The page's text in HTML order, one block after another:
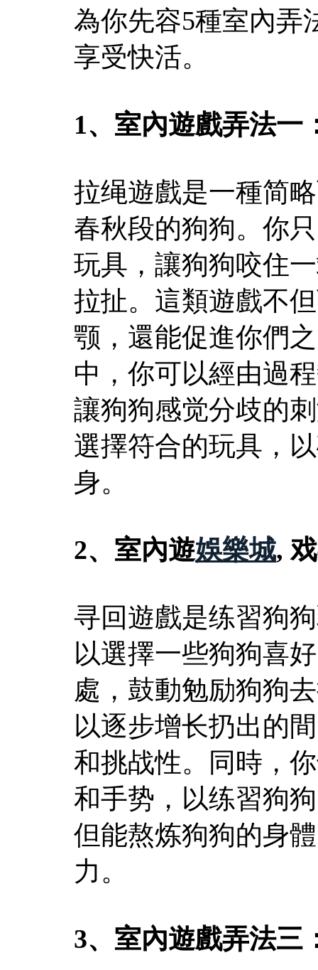
為你先容5種室內弄
享受快活。
1、室內遊戲弄法一
拉绳遊戲是一種简
春秋段的狗狗。你
玩具，讓狗狗咬住
拉扯。這類遊戲不
颚，還能促進你們
中，你可以經由過
讓狗狗感觉分歧的
選擇符合的玩具，
身。
2、室內遊娛樂城,
寻回遊戲是练習狗
以選擇一些狗狗喜
處，鼓動勉励狗狗
以逐步增长扔出的
和挑战性。同時，
和手势，以练習狗
但能熬炼狗狗的身
力。
3、室內遊戲弄法三